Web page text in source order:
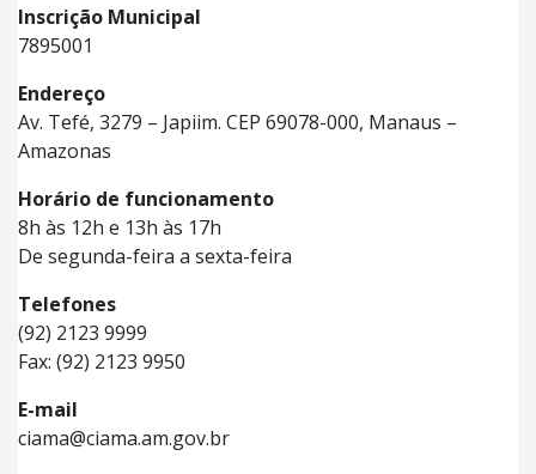
Inscrição Municipal
7895001
Endereço
Av. Tefé, 3279 – Japiim. CEP 69078-000, Manaus –
Amazonas
Horário de funcionamento
8h às 12h e 13h às 17h
De segunda-feira a sexta-feira
Telefones
(92) 2123 9999
Fax: (92) 2123 9950
E-mail
ciama@ciama.am.gov.br